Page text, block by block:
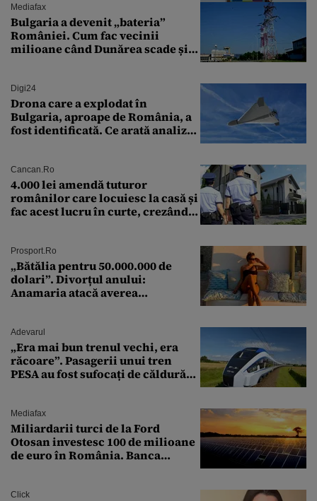
Mediafax
Bulgaria a devenit „bateria”
României. Cum fac vecinii
milioane când Dunărea scade și
Digi24
Drona care a explodat în
Bulgaria, aproape de România, a
fost identificată. Ce arată analiza
Cancan.ro
4.000 lei amendă tuturor
românilor care locuiesc la casă și
fac acest lucru în curte, crezând
Prosport.ro
„Bătălia pentru 50.000.000 de
dolari”. Divorțul anului:
Anamaria atacă averea
Adevarul
„Era mai bun trenul vechi, era
răcoare”. Pasagerii unui tren
PESA au fost sufocați de căldură
Mediafax
Miliardarii turci de la Ford
Otosan investesc 100 de milioane
de euro în România. Banca
Click